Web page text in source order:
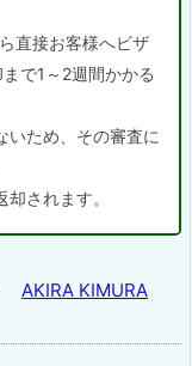
直接お客様へビザ
で1～2週間かかる
いため、その審査に
されます。
AKIRA KIMURA